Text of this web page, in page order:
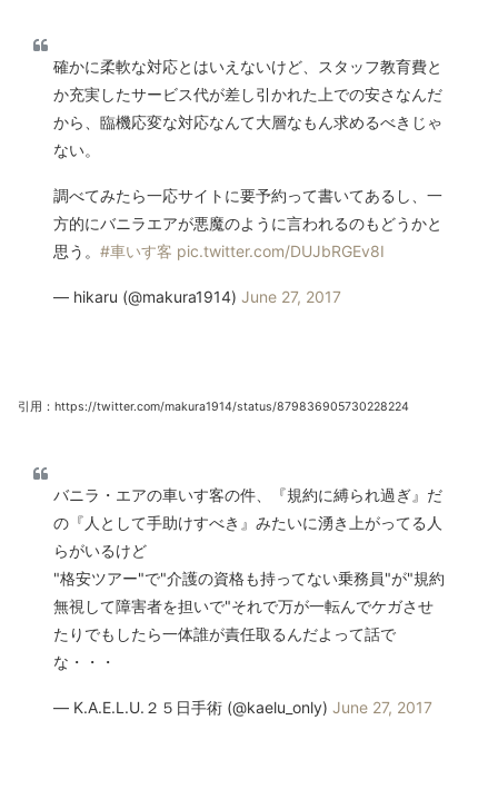
確かに柔軟な対応とはいえないけど、スタッフ教育費と
か充実したサービス代が差し引かれた上での安さなんだ
から、臨機応変な対応なんて大層なもん求めるべきじゃ
ない。
調べてみたら一応サイトに要予約って書いてあるし、一
方的にバニラエアが悪魔のように言われるのもどうかと
思う。 #車いす客 pic.twitter.com/DUJbRGEv8I
— hikaru (@makura1914) June 27, 2017
引用：https://twitter.com/makura1914/status/879836905730228224
バニラ・エアの車いす客の件、『規約に縛られ過ぎ』だ
の『人として手助けすべき』みたいに湧き上がってる人
らがいるけど
"格安ツアー"で"介護の資格も持ってない乗務員"が"規約
無視して障害者を担いで"それで万が一転んでケガさせ
たりでもしたら一体誰が責任取るんだよって話で
な・・・
— K.A.E.L.U.２５日手術 (@kaelu_only) June 27, 2017